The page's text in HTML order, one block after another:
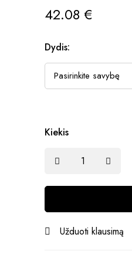
42.08 €
Dydis:
Kiekis
Užduoti klausimą